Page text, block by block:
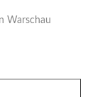
Warschau